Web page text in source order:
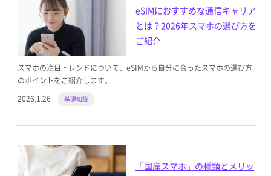
eSIMにおすすめな通信キャリア
とは？2026年スマホの選び方を
ご紹介
スマホの注目トレンドについて、eSIMから自分に合ったスマホの選び方
のポイントをご紹介します。
2026.1.26
基礎知識
「国産スマホ」の種類とメリッ